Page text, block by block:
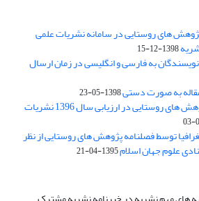
های روستایی در سامانه نشریات علمی
1398-12-15
به فارسی و انگلیسی در زمان ارسال
به صورت دستی1398-05-23
کسب رتبه A فصلنامه پژوهش های روستایی در ارزیابی سال 1396 نشریات
توسط فصلنامه پژوهش های روستایی از نظر
علوم جهان اسلام1395-04-21